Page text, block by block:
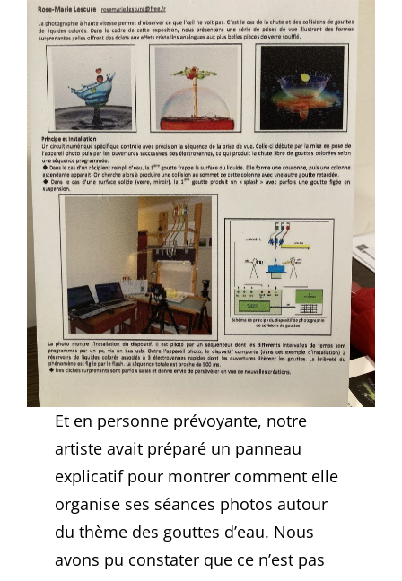
Et en personne prévoyante, notre
artiste avait préparé un panneau
explicatif pour montrer comment elle
organise ses séances photos autour
du thème des gouttes d’eau. Nous
avons pu constater que ce n’est pas